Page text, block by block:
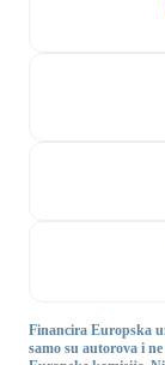
Financira Europska
samo su autorova i